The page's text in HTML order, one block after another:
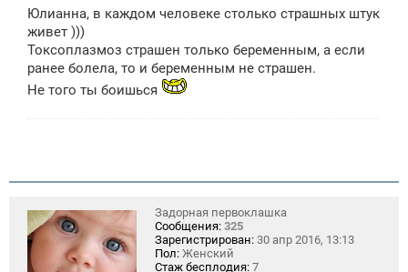
Юлианна, в каждом человеке столько страшных штук
живет )))
Токсоплазмоз страшен только беременным, а если
ранее болела, то и беременным не страшен.
Не того ты боишься
Задорная первоклашка
Сообщения: 325
Зарегистрирован: 30 апр 2016, 13:13
Пол: Женский
Стаж бесплодия: 7